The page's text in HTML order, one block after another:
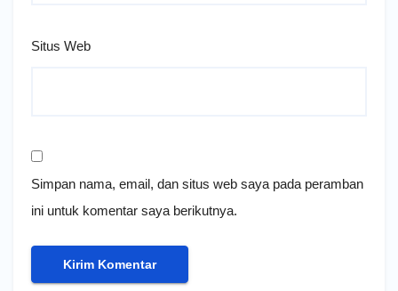
Situs Web
Simpan nama, email, dan situs web saya pada peramban
ini untuk komentar saya berikutnya.